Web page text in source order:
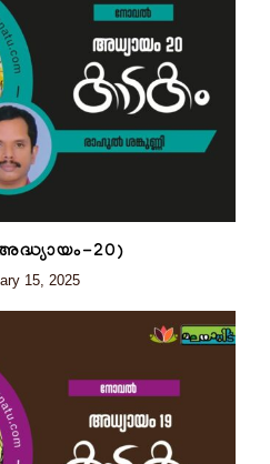
20)
15, 2025